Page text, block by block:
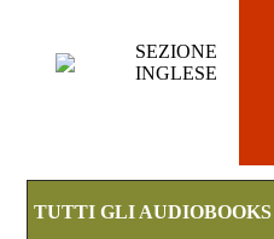
SEZIONE
INGLESE
TUTTI GLI AUDIOBOOKS